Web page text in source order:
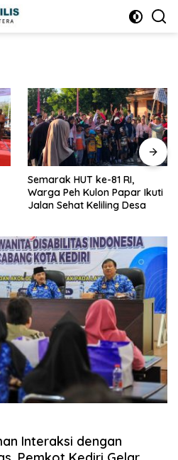
Semarak HUT ke-81 RI,
Warga Peh Kulon Papar Ikuti
Jalan Sehat Keliling Desa
Interaksi dengan